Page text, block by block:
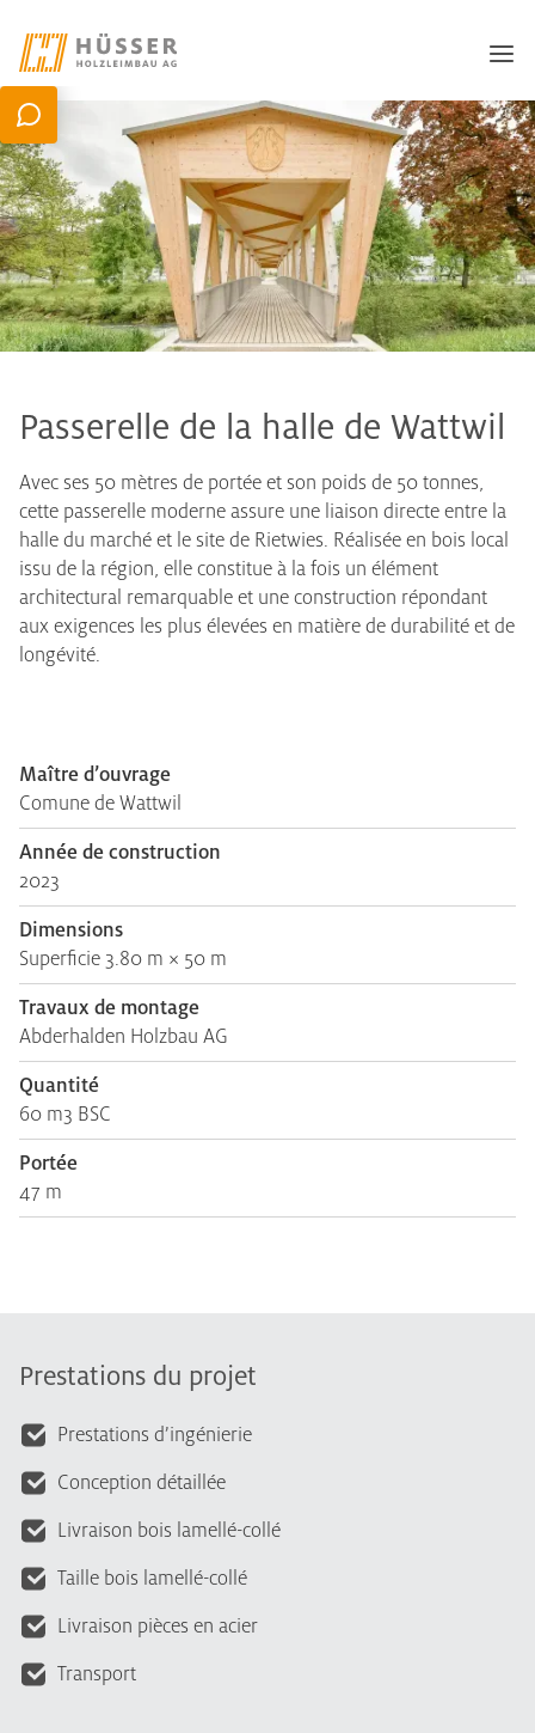
Passerelle de la halle de Wattwil
Avec ses 50 mètres de portée et son poids de 50 tonnes,
cette passerelle moderne assure une liaison directe entre la
halle du marché et le site de Rietwies. Réalisée en bois local
issu de la région, elle constitue à la fois un élément
architectural remarquable et une construction répondant
aux exigences les plus élevées en matière de durabilité et de
longévité.
Maître d’ouvrage
Comune de Wattwil
Année de construction
2023
Dimensions
Superficie 3.80 m × 50 m
Travaux de montage
Abderhalden Holzbau AG
Quantité
60 m3 BSC
Portée
47 m
Prestations du projet
Prestations d’ingénierie
Conception détaillée
Livraison bois lamellé-collé
Taille bois lamellé-collé
Livraison pièces en acier
Transport